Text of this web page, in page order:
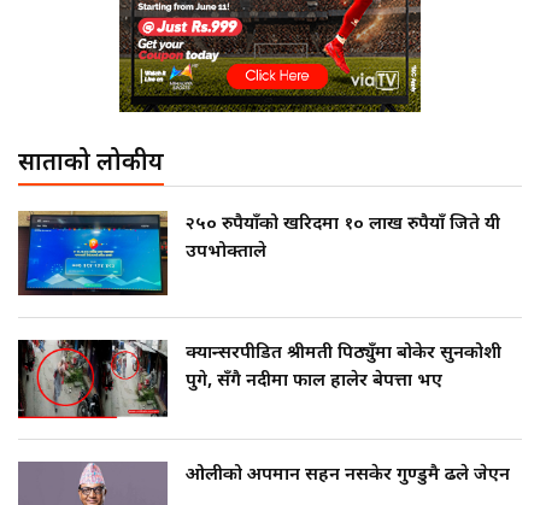
साताको लोकप्रीय
२५० रुपैयाँको खरिदमा १० लाख रुपैयाँ जिते यी
उपभोक्ताले
क्यान्सरपीडित श्रीमती पिठ्युँमा बोकेर सुनकोशी
पुगे, सँगै नदीमा फाल हालेर बेपत्ता भए
ओलीको अपमान सहन नसकेर गुण्डुमै ढले जेएन